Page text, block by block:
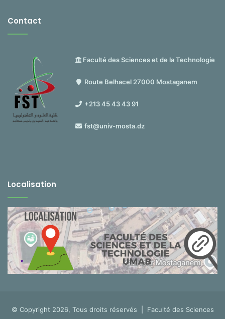
Contact
Faculté des Sciences et de la Technologie
Route Belhacel 27000 Mostaganem
+213 45 43 43 91
fst@univ-mosta.dz
Localisation
© Copyright 2026, Tous droits réservés | Faculté des Sciences